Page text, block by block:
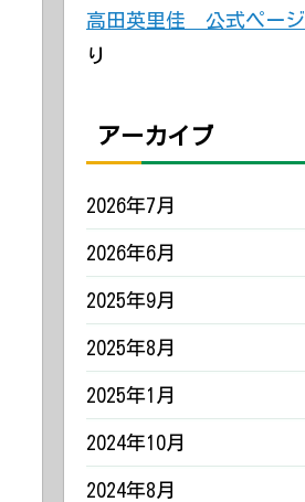
高田英里佳 公式ページ
り
アーカイブ
2026年7月
2026年6月
2025年9月
2025年8月
2025年1月
2024年10月
2024年8月